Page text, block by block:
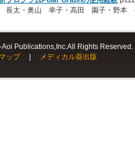
太・奥山 幸子・高田 園子・野本
Publications,Inc.All Rights Reserved.
ップ| メディカル葵出版